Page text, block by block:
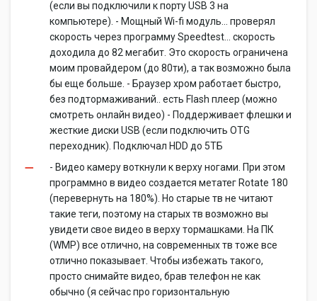
(если вы подключили к порту USB 3 на
компьютере). - Мощный Wi-fi модуль... проверял
скорость через программу Speedtest... скорость
доходила до 82 мегабит. Это скорость ограничена
моим провайдером (до 80ти), а так возможно была
бы еще больше. - Браузер хром работает быстро,
без подтормаживаний.. есть Flash плеер (можно
смотреть онлайн видео) - Поддерживает флешки и
жесткие диски USB (если подключить OTG
переходник). Подключал HDD до 5ТБ
- Видео камеру воткнули к верху ногами. При этом
программно в видео создается метатег Rotate 180
(перевернуть на 180%). Но старые тв не читают
такие теги, поэтому на старых тв возможно вы
увидети свое видео в верху тормашками. На ПК
(WMP) все отлично, на современных тв тоже все
отлично показывает. Чтобы избежать такого,
просто снимайте видео, брав телефон не как
обычно (я сейчас про горизонтальную